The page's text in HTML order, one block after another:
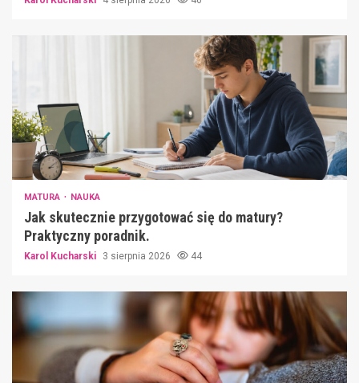
MATURA NAUKA
Jak skutecznie przygotować się do matury?
Praktyczny poradnik.
Karol Kucharski 3 sierpnia 2026 44